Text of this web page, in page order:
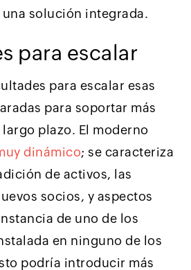
solución integrada.
para escalar
para escalar esas
para soportar más
plazo. El moderno
dinámico; se caracteriza
de activos, las
socios, y aspectos
de uno de los
en ninguno de los
podría introducir más